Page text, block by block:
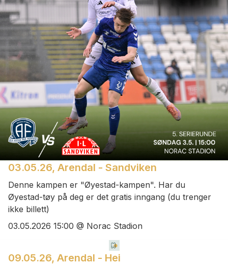
03.05.26, Arendal - Sandviken
Denne kampen er "Øyestad-kampen". Har du
Øyestad-tøy på deg er det gratis inngang (du trenger
ikke billett)
03.05.2026 15:00 @ Norac Stadion
09.05.26, Arendal - Hei